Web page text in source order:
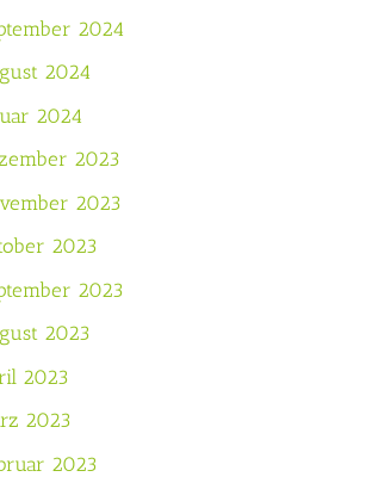
2024
2024
2024
2023
2023
2023
2023
2023
2023
2023
2023